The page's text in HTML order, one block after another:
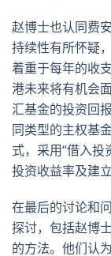
赵博士也认同费
持续性有所怀疑
着重于每年的收
港未来将有机会
汇基金的投资回
同类型的主权基
式，采用“借入投
投资收益率及建
在最后的讨论和
探讨，包括赵博
的方法。他们认